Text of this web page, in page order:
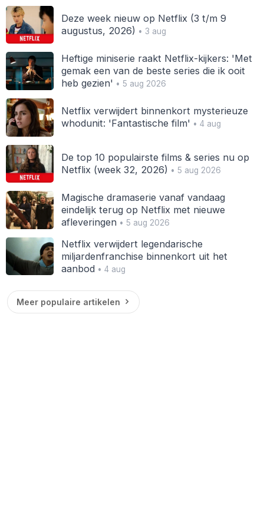
Deze week nieuw op Netflix (3 t/m 9
augustus, 2026) • 3 aug
Heftige miniserie raakt Netflix-kijkers: 'Met
gemak een van de beste series die ik ooit
heb gezien' • 5 aug 2026
Netflix verwijdert binnenkort mysterieuze
whodunit: 'Fantastische film' • 4 aug
De top 10 populairste films & series nu op
Netflix (week 32, 2026) • 5 aug 2026
Magische dramaserie vanaf vandaag
eindelijk terug op Netflix met nieuwe
afleveringen• 5 aug 2026
Netflix verwijdert legendarische
miljardenfranchise binnenkort uit het
aanbod • 4 aug
Meer populaire artikelen